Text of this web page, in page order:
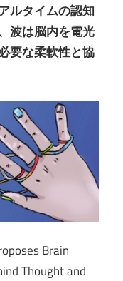
ルタイムの認知
波は脳内を電光
要な柔軟性と協
Brain
Thought and